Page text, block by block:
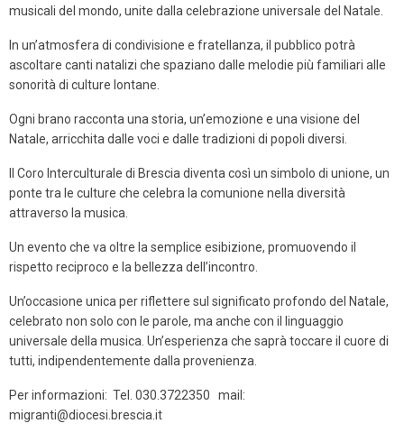
musicali del mondo, unite dalla celebrazione universale del Natale.
In un’atmosfera di condivisione e fratellanza, il pubblico potrà
ascoltare canti natalizi che spaziano dalle melodie più familiari alle
sonoritàdi culture lontane.
Ogni brano racconta una storia, un’emozione e una visione del
Natale, arricchita dalle voci e dalle tradizioni di popoli diversi.
Il Coro Interculturale di Brescia diventa così un simbolo di unione, un
ponte tra le culture che celebra la comunione nella diversità
attraverso la musica.
Un evento che va oltre la semplice esibizione, promuovendo il
rispetto reciproco e la bellezzadell’incontro.
Un’occasione unica per riflettere sul significato profondo del Natale,
celebrato non solo con le parole, ma anche con il linguaggio
universale della musica. Un’esperienza che saprà toccare il cuore di
tutti, indipendentemente dalla provenienza.
Per informazioni: Tel. 030.3722350 mail:
migranti@diocesi.brescia.it